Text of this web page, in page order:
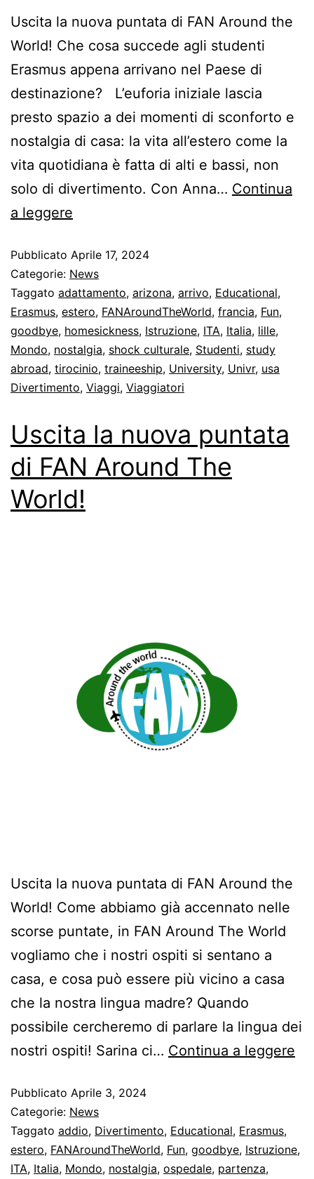
Uscita la nuova puntata di FAN Around the
World! Che cosa succede agli studenti
Erasmus appena arrivano nel Paese di
destinazione? L’euforia iniziale lascia
presto spazio a dei momenti di sconforto e
nostalgia di casa: la vita all’estero come la
vita quotidiana è fatta di alti e bassi, non
solo di divertimento. Con Anna… Continua
a leggere
Pubblicato Aprile 17, 2024
Categorie: News
Taggato adattamento, arizona, arrivo, Educational,
Erasmus, estero, FANAroundTheWorld, francia, Fun,
goodbye, homesickness, Istruzione, ITA, Italia, lille,
Mondo, nostalgia, shock culturale, Studenti, study
abroad, tirocinio, traineeship, University, Univr, usa
Divertimento, Viaggi, Viaggiatori
Uscita la nuova puntata
di FAN Around The
World!
Uscita la nuova puntata di FAN Around the
World! Come abbiamo già accennato nelle
scorse puntate, in FAN Around The World
vogliamo che i nostri ospiti si sentano a
casa, e cosa può essere più vicino a casa
che la nostra lingua madre? Quando
possibile cercheremo di parlare la lingua dei
nostri ospiti! Sarina ci… Continua a leggere
Pubblicato Aprile 3, 2024
Categorie: News
Taggato addio, Divertimento, Educational, Erasmus,
estero, FANAroundTheWorld, Fun, goodbye, Istruzione,
ITA, Italia, Mondo, nostalgia, ospedale, partenza,